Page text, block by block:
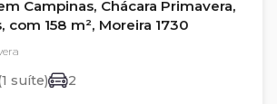
Campinas, Chácara Primavera,
com 158 m², Moreira 1730
suíte) 2